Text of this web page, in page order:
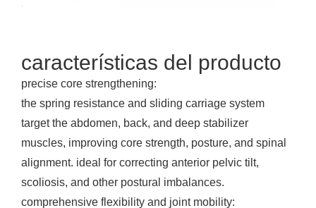
características del producto
precise core strengthening:
the spring resistance and sliding carriage system
target the abdomen, back, and deep stabilizer
muscles, improving core strength, posture, and spinal
alignment. ideal for correcting anterior pelvic tilt,
scoliosis, and other postural imbalances.
comprehensive flexibility and joint mobility: